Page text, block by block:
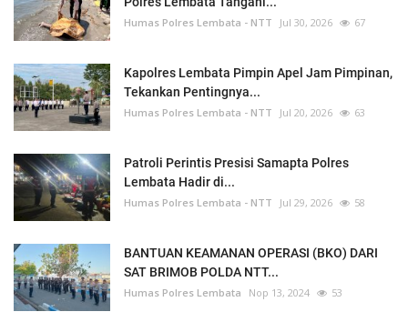
Humas Polres Lembata - NTT Jul 30, 2026 67
Kapolres Lembata Pimpin Apel Jam Pimpinan,
Tekankan Pentingnya...
Humas Polres Lembata - NTT Jul 20, 2026 63
Patroli Perintis Presisi Samapta Polres
Lembata Hadir di...
Humas Polres Lembata - NTT Jul 29, 2026 58
BANTUAN KEAMANAN OPERASI (BKO) DARI
SAT BRIMOB POLDA NTT...
Humas Polres Lembata Nop 13, 2024 53